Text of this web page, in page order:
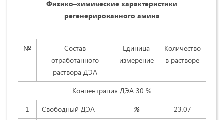
Физико–химические характеристики
регенерированного амина
№
Состав
отработанного
раствора ДЭА
Единица
измерение
Количество
в растворе
Концентрация ДЭА 30 %
1
Свободный ДЭА %
23,07